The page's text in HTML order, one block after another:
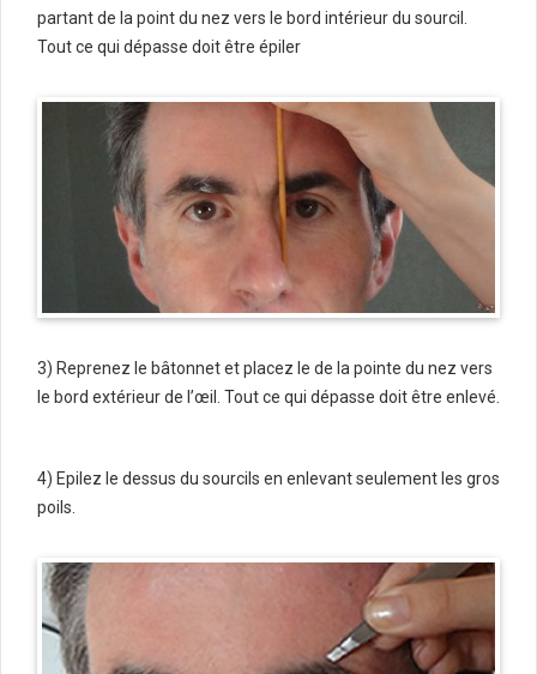
partant de la point du nez vers le bord intérieur du sourcil.
Tout ce qui dépasse doit être épiler
3) Reprenez le bâtonnet et placez le de la pointe du nez vers
le bord extérieur de l’œil. Tout ce qui dépasse doit être enlevé.
4) Epilez le dessus du sourcils en enlevant seulement les gros
poils.